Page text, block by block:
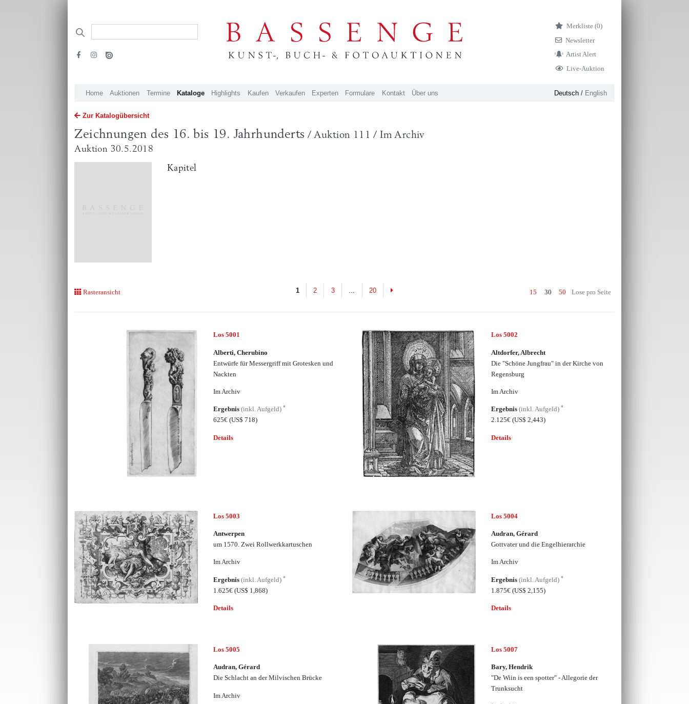
Merkliste (0)
Newsletter
Artist Alert
Live-Auktion
Home Auktionen Termine Kataloge Highlights Kaufen Verkaufen Experten Formulare Kontakt Über uns Deutsch/ English
Zur Katalogübersicht
Zeichnungen des 16. bis 19. Jahrhunderts / Auktion 111 / Im Archiv
Auktion 30.5.2018
Kapitel
Rasteransicht 1 2 3 20 Next 15 30 50 Lose pro Seite
Los 5001
Alberti, Cherubino
Entwürfe für Messergriff mit Grotesken und
Nackten
Im Archiv
Ergebnis(inkl. Aufgeld)*
625€(US$ 718)
Details
Los 5002
Altdorfer, Albrecht
Die "Schöne Jungfrau" in der Kirche von
Regensburg
Im Archiv
Ergebnis (inkl. Aufgeld) *
2.125€ (US$ 2,443)
Details
Los 5003
Antwerpen
um 1570. Zwei Rollwerkkartuschen
Im Archiv
Ergebnis(inkl. Aufgeld)*
1.625€(US$ 1,868)
Details
Los 5004
Audran, Gérard
Gottvater und die Engelhierarchie
Im Archiv
Ergebnis (inkl. Aufgeld) *
1.875€ (US$ 2,155)
Details
Los 5005
Audran, Gérard
Die Schlacht an der Milvischen Brücke
Im Archiv
Los 5007
Bary, Hendrik
"De Wiin is een spotter" - Allegorie der
Trunksucht